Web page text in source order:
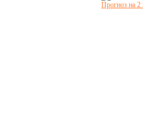
Прогноз на 2